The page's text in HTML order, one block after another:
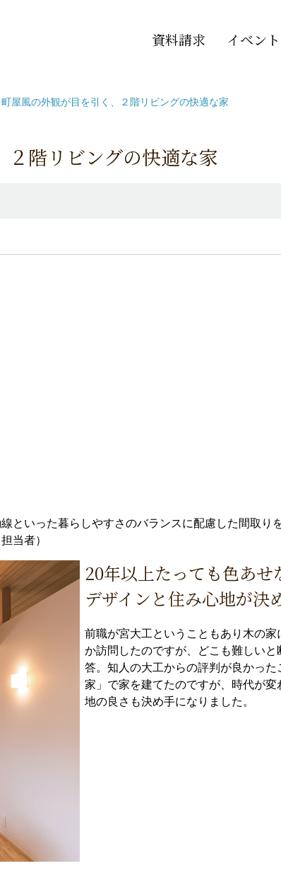
資料請求 イベント
屋風の外観が目を引く、２階リビングの快適な家
階リビングの快適な家
といった暮らしやすさのバランスに配慮した間取
当者）
20年以上たっても色あせ
デザインと住み心地が決
前職が宮大工ということもあり木の
か訪問したのですが、どこも難しい
答。知人の大工からの評判が良かっ
家」で家を建てたのですが、時代が
地の良さも決め手になりました。